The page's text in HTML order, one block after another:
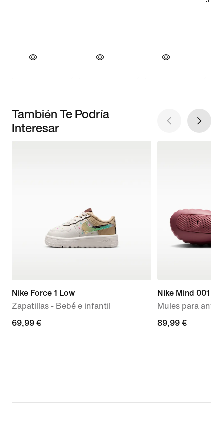
También Te Podría
Interesar
Nike Force 1 Low
Zapatillas - Bebé e infantil
69,99 €
69,99 €
Nike Mind 001
Mules para
89,99 €
89,99 €